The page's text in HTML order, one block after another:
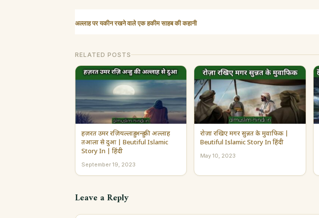
अल्लाह पर यकीन रखने वाले एक हकीम साहब की कहानी
RELATED POSTS
हज़रत उमर रज़ियल्लाहु अन्हु की अल्लाह
तआला से दुआ | Beutiful Islamic
Story In | हिंदी
September 19, 2023
रोज़ा रखिए मगर सुन्नत के मुवाफिक |
Beutiful Islamic Story In हिंदी
May 10, 2023
Leave a Reply